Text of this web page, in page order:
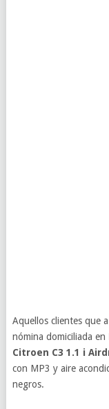
Aquellos clientes que
nómina domiciliada en
Citroen C3 1.1 i
con MP3 y aire
negros.